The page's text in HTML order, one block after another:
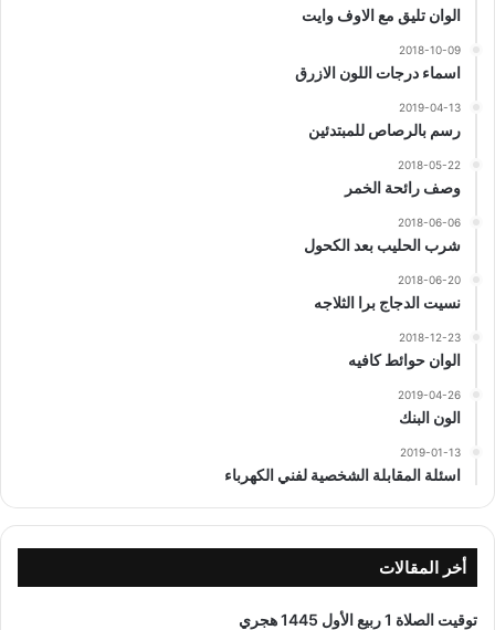
الوان تليق مع الاوف وايت
2018-10-09
اسماء درجات اللون الازرق
2019-04-13
رسم بالرصاص للمبتدئين
2018-05-22
وصف رائحة الخمر
2018-06-06
شرب الحليب بعد الكحول
2018-06-20
نسيت الدجاج برا الثلاجه
2018-12-23
الوان حوائط كافيه
2019-04-26
الون البنك
2019-01-13
اسئلة المقابلة الشخصية لفني الكهرباء
أخر المقالات
توقيت الصلاة 1 ربيع الأول 1445 هجري